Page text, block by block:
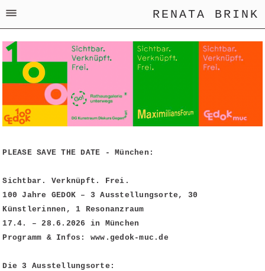
RENATA BRINK
PLEASE SAVE THE DATE - München:
Sichtbar. Verknüpft. Frei.
100 Jahre GEDOK – 3 Ausstellungsorte, 30
Künstlerinnen, 1 Resonanzraum
17.4. – 28.6.2026 in München
Programm & Infos: www.gedok-muc.de
Die 3 Ausstellungsorte: